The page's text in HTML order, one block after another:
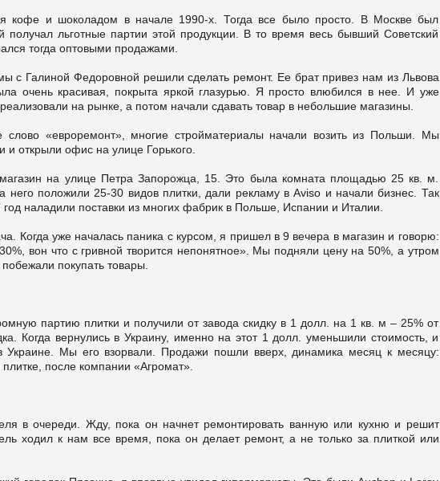
кофе и шоколадом в начале 1990-х. Тогда все было просто. В Москве был
льготные партии этой продукции. В то время весь бывший Советский
тогда оптовыми продажами.
с Галиной Федоровной решили сделать ремонт. Ее брат привез нам из Львова
очень красивая, покрыта яркой глазурью. Я просто влюбился в нее. И уже
на рынке, а потом начали сдавать товар в небольшие магазины.
«евроремонт», многие стройматериалы начали возить из Польши. Мы
и открыли офис на улице Горького.
на улице Петра Запорожца, 15. Это была комната площадью 25 кв. м.
положили 25-30 видов плитки, дали рекламу в Aviso и начали бизнес. Так
наладили поставки из многих фабрик в Польше, Испании и Италии.
Когда уже началась паника с курсом, я пришел в 9 вечера в магазин и говорю:
вон что с гривной творится непонятное». Мы подняли цену на 50%, а утром
покупать товары.
партию плитки и получили от завода скидку в 1 долл. на 1 кв. м – 25% от
Когда вернулись в Украину, именно на этот 1 долл. уменьшили стоимость, и
Украине. Мы его взорвали. Продажи пошли вверх, динамика месяц к месяцу:
после компании «Агромат».
в очереди. Жду, пока он начнет ремонтировать ванную или кухню и решит
ходил к нам все время, пока он делает ремонт, а не только за плиткой или